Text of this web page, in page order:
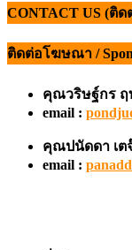
CONTACT US (ติด
ติดต่อโฆษณา /
คุณวริษฐ์กร ฤ
email :
คุณปนัดดา เต
email :